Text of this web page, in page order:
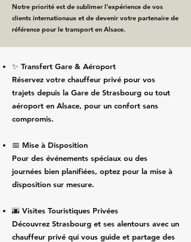
Notre priorité est de sublimer l’expérience de vos
clients internationaux et de devenir votre partenaire de
référence pour le transport en Alsace.
✨ Transfert Gare & Aéroport
Réservez votre chauffeur privé pour vos
trajets depuis la Gare de Strasbourg ou tout
aéroport en Alsace, pour un confort sans
compromis.
📅 Mise à Disposition
Pour des événements spéciaux ou des
journées bien planifiées, optez pour la mise à
disposition sur mesure.
🌆 Visites Touristiques Privées
Découvrez Strasbourg et ses alentours avec un
chauffeur privé qui vous guide et partage des